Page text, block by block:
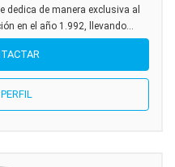
dedica de manera exclusiva al
en el año 1.992, llevando...